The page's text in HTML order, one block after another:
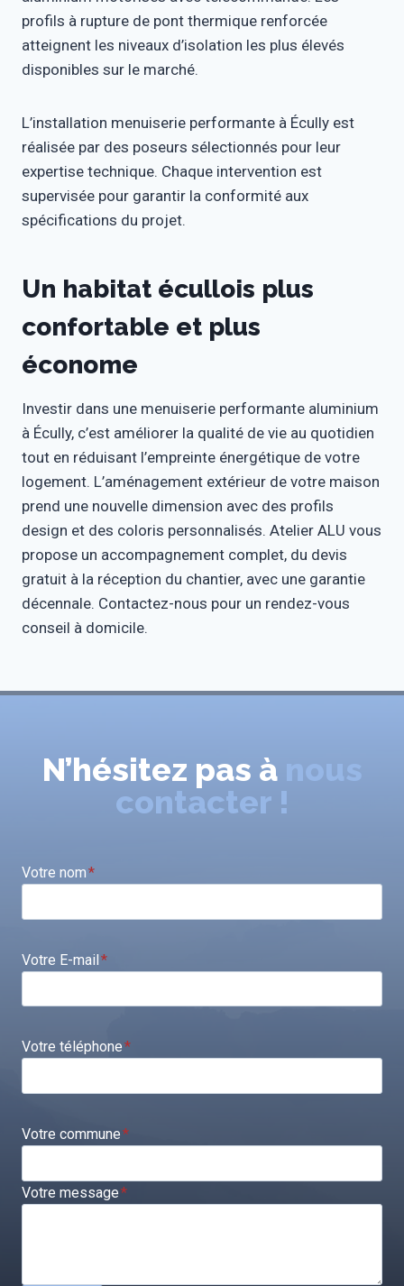
profils à rupture de pont thermique renforcée
atteignent les niveaux d’isolation les plus élevés
disponibles sur le marché.
L’installation menuiserie performante à Écully est
réalisée par des poseurs sélectionnés pour leur
expertise technique. Chaque intervention est
supervisée pour garantir la conformité aux
spécifications du projet.
Un habitat écullois plus
confortable et plus
économe
Investir dans une menuiserie performante aluminium
à Écully, c’est améliorer la qualité de vie au quotidien
tout en réduisant l’empreinte énergétique de votre
logement. L’aménagement extérieur de votre maison
prend une nouvelle dimension avec des profils
design et des coloris personnalisés. Atelier ALU vous
propose un accompagnement complet, du devis
gratuit à la réception du chantier, avec une garantie
décennale. Contactez-nous pour un rendez-vous
conseil à domicile.
N’hésitez pas à nous
contacter !
Votre nom*
Votre E-mail*
Votre téléphone*
Votre commune*
Votre message*